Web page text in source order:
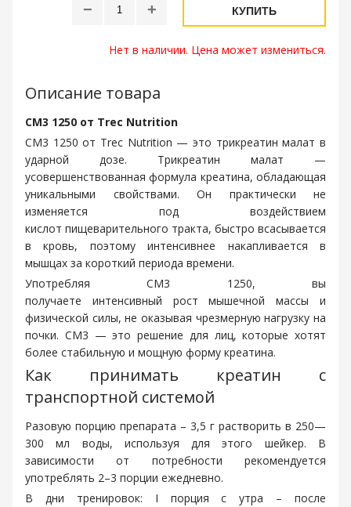
− + КУПИТЬ
Нет в наличии. Цена может измениться.
Описание товара
CM3 1250 от Trec Nutrition
CM3 1250 от Trec Nutrition — это трикреатин малат в
ударной дозе. Трикреатин малат —
усовершенствованная формула креатина, обладающая
уникальными свойствами. Он практически не
изменяется под воздействием
кислот пищеварительного тракта, быстро всасывается
в кровь, поэтому интенсивнее накапливается в
мышцах за короткий периода времени.
Употребляя CM3 1250, вы
получаете интенсивный рост мышечной массы и
физической силы, не оказывая чрезмерную нагрузку на
почки. CM3 — это решение для лиц, которые хотят
более стабильную и мощную форму креатина.
Как принимать креатин с
транспортной системой
Разовую порцию препарата – 3,5 г растворить в 250—
300 мл воды, используя для этого шейкер. В
зависимости от потребности рекомендуется
употреблять 2–3 порции ежедневно.
В дни тренировок: I порция с утра – после